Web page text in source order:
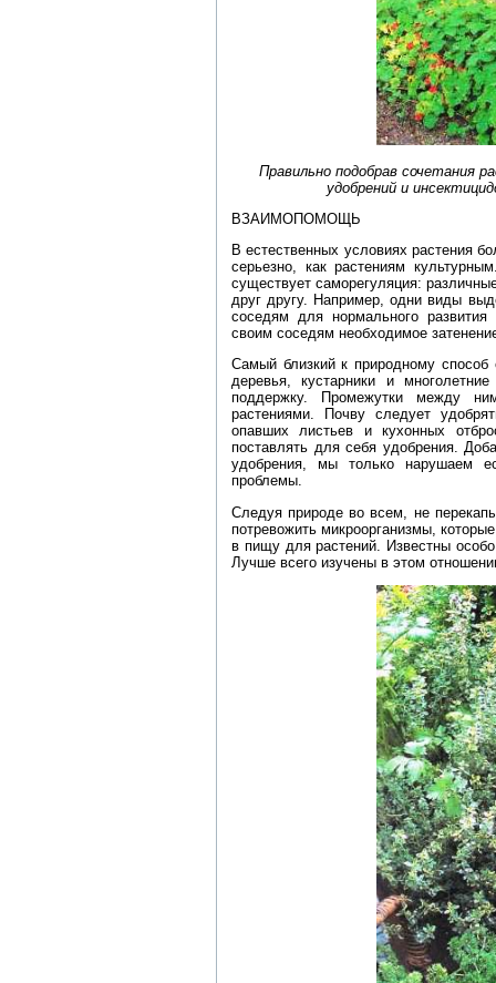
Правильно подобрав сочетания
удобрений и
ВЗАИМОПОМОЩЬ
В естественных условиях растения
серьезно, как растениям
существует саморегуляция:
друг другу. Например, одни виды
соседям для нормального
своим соседям необходимое
Самый близкий к природному способ
деревья, кустарники и
поддержку. Промежутки между
растениями. Почву следует
опавших листьев и кухонных
поставлять для себя удобрения.
удобрения, мы только нарушаем
проблемы.
Следуя природе во всем, не
потревожить микроорганизмы,
в пищу для растений. Известны
Лучше всего изучены в этом